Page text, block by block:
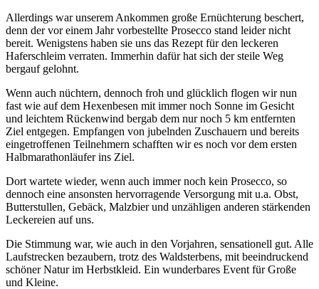
Allerdings war unserem Ankommen große Ernüchterung beschert,
denn der vor einem Jahr vorbestellte Prosecco stand leider nicht
bereit. Wenigstens haben sie uns das Rezept für den leckeren
Haferschleim verraten. Immerhin dafür hat sich der steile Weg
bergauf gelohnt.
Wenn auch nüchtern, dennoch froh und glücklich flogen wir nun
fast wie auf dem Hexenbesen mit immer noch Sonne im Gesicht
und leichtem Rückenwind bergab dem nur noch 5 km entfernten
Ziel entgegen. Empfangen von jubelnden Zuschauern und bereits
eingetroffenen Teilnehmern schafften wir es noch vor dem ersten
Halbmarathonläufer ins Ziel.
Dort wartete wieder, wenn auch immer noch kein Prosecco, so
dennoch eine ansonsten hervorragende Versorgung mit u.a. Obst,
Butterstullen, Gebäck, Malzbier und unzähligen anderen stärkenden
Leckereien auf uns.
Die Stimmung war, wie auch in den Vorjahren, sensationell gut. Alle
Laufstrecken bezaubern, trotz des Waldsterbens, mit beeindruckend
schöner Natur im Herbstkleid. Ein wunderbares Event für Große
und Kleine.